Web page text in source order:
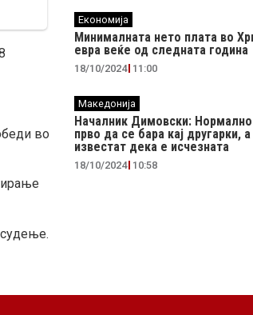
во
судење.
Економија
Минималната нето плата во
евра веќе од следната година
18/10/2024 11:00
Македонија
Началник Димовски:
прво да се бара кај другарки,
известат дека е исчезната
18/10/2024 10:58